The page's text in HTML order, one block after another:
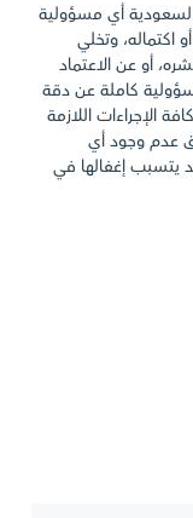
أي مسؤولية
اكتماله، وتخلي
أو عن الاعتماد
كاملة عن دقة
الإجراءات اللازمة
عدم وجود أي
يتسبب إغفالها في